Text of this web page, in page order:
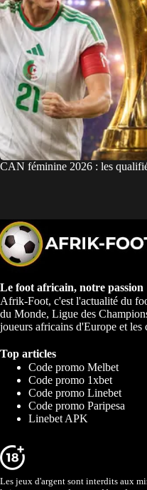
CAN féminine 2026 : les
Le foot africain, notre passion
Afrik-Foot, c'est l'actualité du
du Monde, Ligue des
joueurs africains d'Europe et
Top articles
Code promo Melbet
Code promo 1xbet
Code promo Linebet
Code promo Paripesa
Linebet APK
Les jeux d'argent sont interdits aux